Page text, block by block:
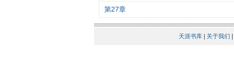
第27章
天涯书库| 关于我们